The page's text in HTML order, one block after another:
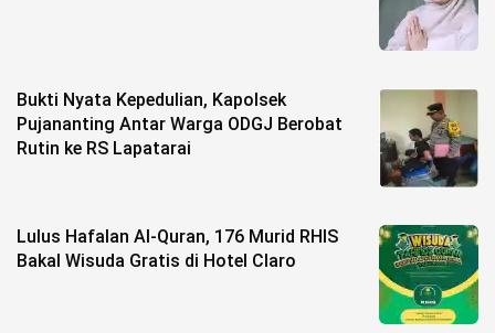
Bukti Nyata Kepedulian, Kapolsek
Pujananting Antar Warga ODGJ Berobat
Rutin ke RS Lapatarai
Lulus Hafalan Al-Quran, 176 Murid RHIS
Bakal Wisuda Gratis di Hotel Claro